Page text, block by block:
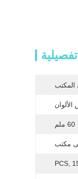
المكتب
60 ملم
مكتب